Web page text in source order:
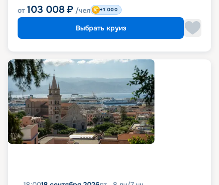
от 103 008 ₽ /чел +1 000
Выбрать круиз